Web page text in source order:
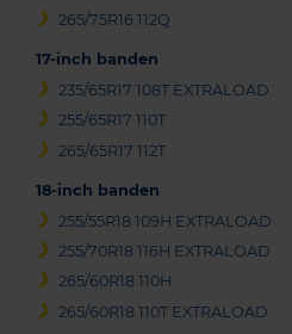
265/75R16 112Q
17-inch banden
235/65R17 108T EXTRALOAD
255/65R17 110T
265/65R17 112T
18-inch banden
255/55R18 109H EXTRALOAD
255/70R18 116H EXTRALOAD
265/60R18 110H
265/60R18 110T EXTRALOAD